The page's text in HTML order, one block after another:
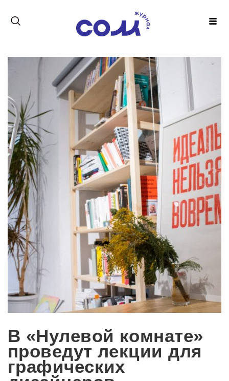
В «Нулевой комнате»
проведут лекции для
графических